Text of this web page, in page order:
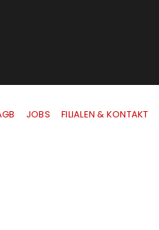
JOBS FILIALEN & KONTAKT